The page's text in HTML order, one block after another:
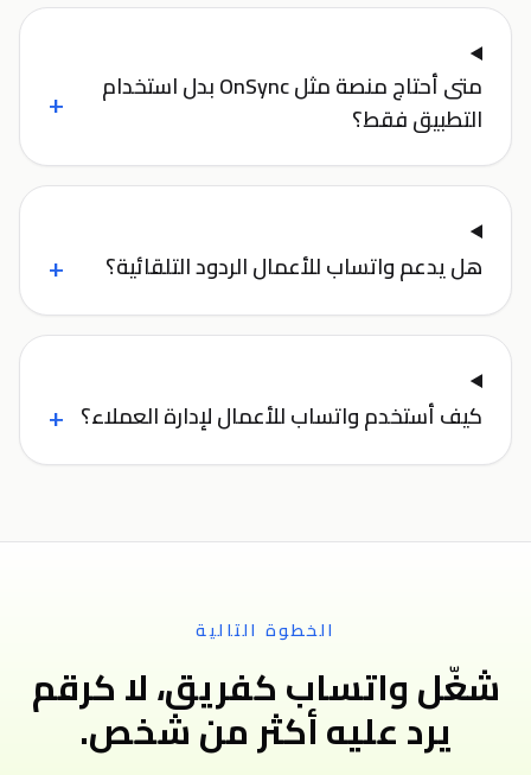
متى أحتاج منصة مثل OnSync بدل استخدام
التطبيق فقط؟
+
هل يدعم واتساب للأعمال الردود التلقائية؟ +
كيف أستخدم واتساب للأعمال لإدارة العملاء؟ +
الخطوة التالية
شغّل واتساب كفريق، لا كرقم
يرد عليه أكثر من شخص.